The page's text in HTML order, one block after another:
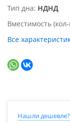
Тип дна НДНД
Вместимость
Все
Нашли дешевле?